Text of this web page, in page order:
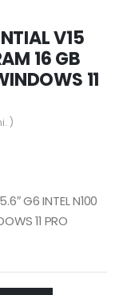
V15
16 GB
11
)
G6 INTEL N100
11 PRO